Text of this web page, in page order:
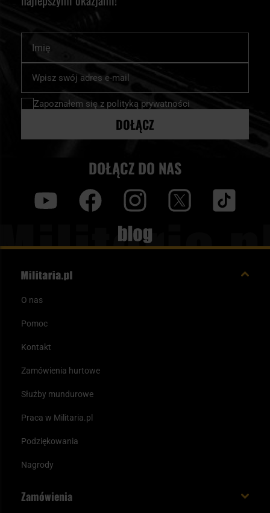
nasz
newsletter:
Zapoznałem się z polityką prywatności
DOŁĄCZ
DOŁĄCZ DO NAS
Blog
O nas
Pomoc
Kontakt
Zamówienia hurtowe
Służby mundurowe
Praca w Militaria.pl
Podziękowania
Nagrody
Zamówienia